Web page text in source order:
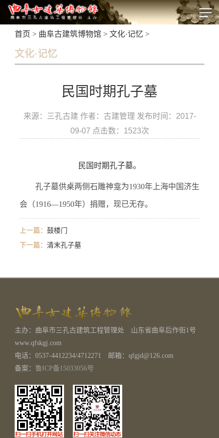
首页 > 曲阜古建筑博物馆 > 文化·记忆 >
文化·记忆
民国时期孔子墓
来源：三孔古建 作者：古建管理 发布时间：2017-
09-07 点击数： 1523次
民国时期孔子墓。
孔子墓供桌两侧石雕神龛为1930年上海中国济生
会（1916—1950年）捐赠，现已无存。
上一篇： 鼓楼门
下一篇： 清末孔子墓
主办：曲阜市三孔古建筑工程管理处 山东省曲阜后作街1号
www.qfskgj.com
电话：0537-4412234/4712271 邮箱：qfgjd@126.com
备案： 鲁ICP备15033056号